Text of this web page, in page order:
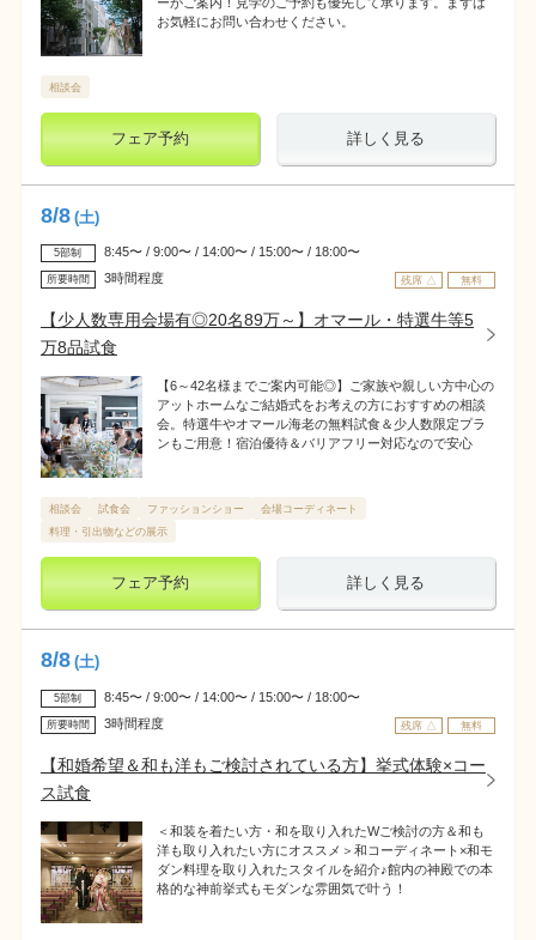
お気軽にお問い合わせください。
相談会
フェア予約 詳しく見る
8/8 (土)
残席 △ 無料
5部制 8:45〜 / 9:00〜 / 14:00〜 / 15:00〜 / 18:00〜
所要時間 3時間程度
【少人数専用会場有◎20名89万～】オマール・特選牛等5
万8品試食
【6～42名様までご案内可能◎】ご家族や親しい方中心の
アットホームなご結婚式をお考えの方におすすめの相談
会。特選牛やオマール海老の無料試食＆少人数限定プラ
ンもご用意！宿泊優待＆バリアフリー対応なので安心
相談会 試食会 ファッションショー
会場コーディネート
料理・引出物などの展示
フェア予約 詳しく見る
8/8 (土)
残席 △ 無料
5部制 8:45〜 / 9:00〜 / 14:00〜 / 15:00〜 / 18:00〜
所要時間 3時間程度
【和婚希望＆和も洋もご検討されている方】挙式体験×コー
ス試食
＜和装を着たい方・和を取り入れたWご検討の方＆和も
洋も取り入れたい方にオススメ＞和コーディネート×和モ
ダン料理を取り入れたスタイルを紹介♪館内の神殿での本
格的な神前挙式もモダンな雰囲気で叶う！